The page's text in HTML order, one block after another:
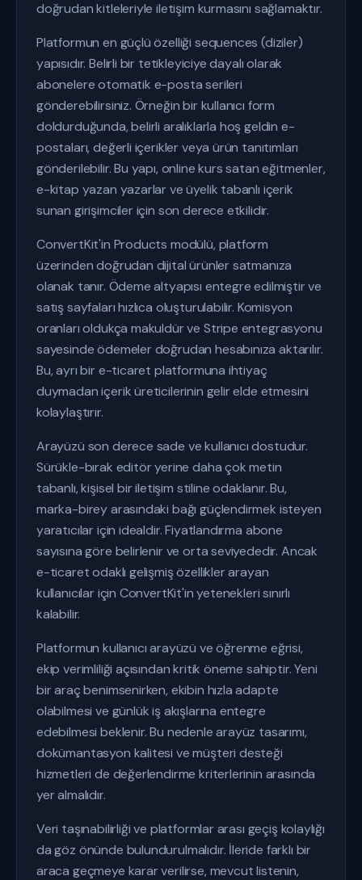
doğrudan kitleleriyle iletişim kurmasını sağlamaktır.
Platformun en güçlü özelliği sequences (diziler)
yapısıdır. Belirli bir tetikleyiciye dayalı olarak
abonelere otomatik e-posta serileri
gönderebilirsiniz. Örneğin bir kullanıcı form
doldurduğunda, belirli aralıklarla hoş geldin e-
postaları, değerli içerikler veya ürün tanıtımları
gönderilebilir. Bu yapı, online kurs satan eğitmenler,
e-kitap yazan yazarlar ve üyelik tabanlı içerik
sunan girişimciler için son derece etkilidir.
ConvertKit'in Products modülü, platform
üzerinden doğrudan dijital ürünler satmanıza
olanak tanır. Ödeme altyapısı entegre edilmiştir ve
satış sayfaları hızlıca oluşturulabilir. Komisyon
oranları oldukça makuldür ve Stripe entegrasyonu
sayesinde ödemeler doğrudan hesabınıza aktarılır.
Bu, ayrı bir e-ticaret platformuna ihtiyaç
duymadan içerik üreticilerinin gelir elde etmesini
kolaylaştırır.
Arayüzü son derece sade ve kullanıcı dostudur.
Sürükle-bırak editör yerine daha çok metin
tabanlı, kişisel bir iletişim stiline odaklanır. Bu,
marka-birey arasındaki bağı güçlendirmek isteyen
yaratıcılar için idealdir. Fiyatlandırma abone
sayısına göre belirlenir ve orta seviyededir. Ancak
e-ticaret odaklı gelişmiş özellikler arayan
kullanıcılar için ConvertKit'in yetenekleri sınırlı
kalabilir.
Platformun kullanıcı arayüzü ve öğrenme eğrisi,
ekip verimliliği açısından kritik öneme sahiptir. Yeni
bir araç benimsenirken, ekibin hızla adapte
olabilmesi ve günlük iş akışlarına entegre
edebilmesi beklenir. Bu nedenle arayüz tasarımı,
dokümantasyon kalitesi ve müşteri desteği
hizmetleri de değerlendirme kriterlerinin arasında
yer almalıdır.
Veri taşınabilirliği ve platformlar arası geçiş kolaylığı
da göz önünde bulundurulmalıdır. İleride farklı bir
araca geçmeye karar verilirse, mevcut listenin,